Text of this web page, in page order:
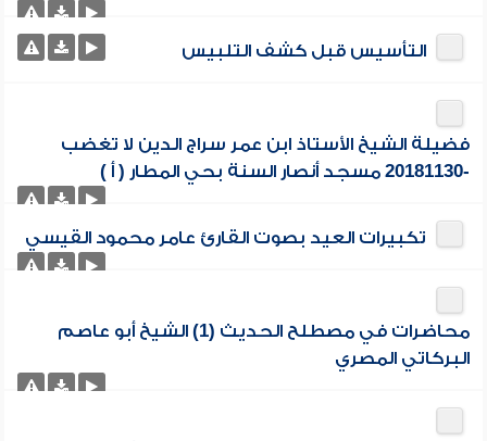
التأسيس قبل كشف التلبيس
فضيلة الشيخ الأستاذ ابن عمر سراج الدين لا تغضب
-20181130 مسجد أنصار السنة بحي المطار ( أ )
تكبيرات العيد بصوت القارئ عامر محمود القيسي
محاضرات في مصطلح الحديث (1) الشيخ أبو عاصم
البركاتي المصري